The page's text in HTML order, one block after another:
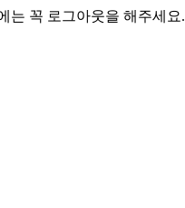
는 꼭 로그아웃을 해주세요.